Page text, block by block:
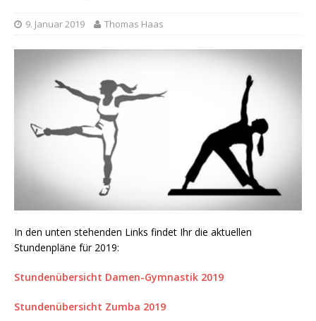
9. Januar 2019 Thomas Haas
In den unten stehenden Links findet Ihr die aktuellen
Stundenpläne für 2019:
Stundenübersicht Damen-Gymnastik 2019
Stundenübersicht Zumba 2019